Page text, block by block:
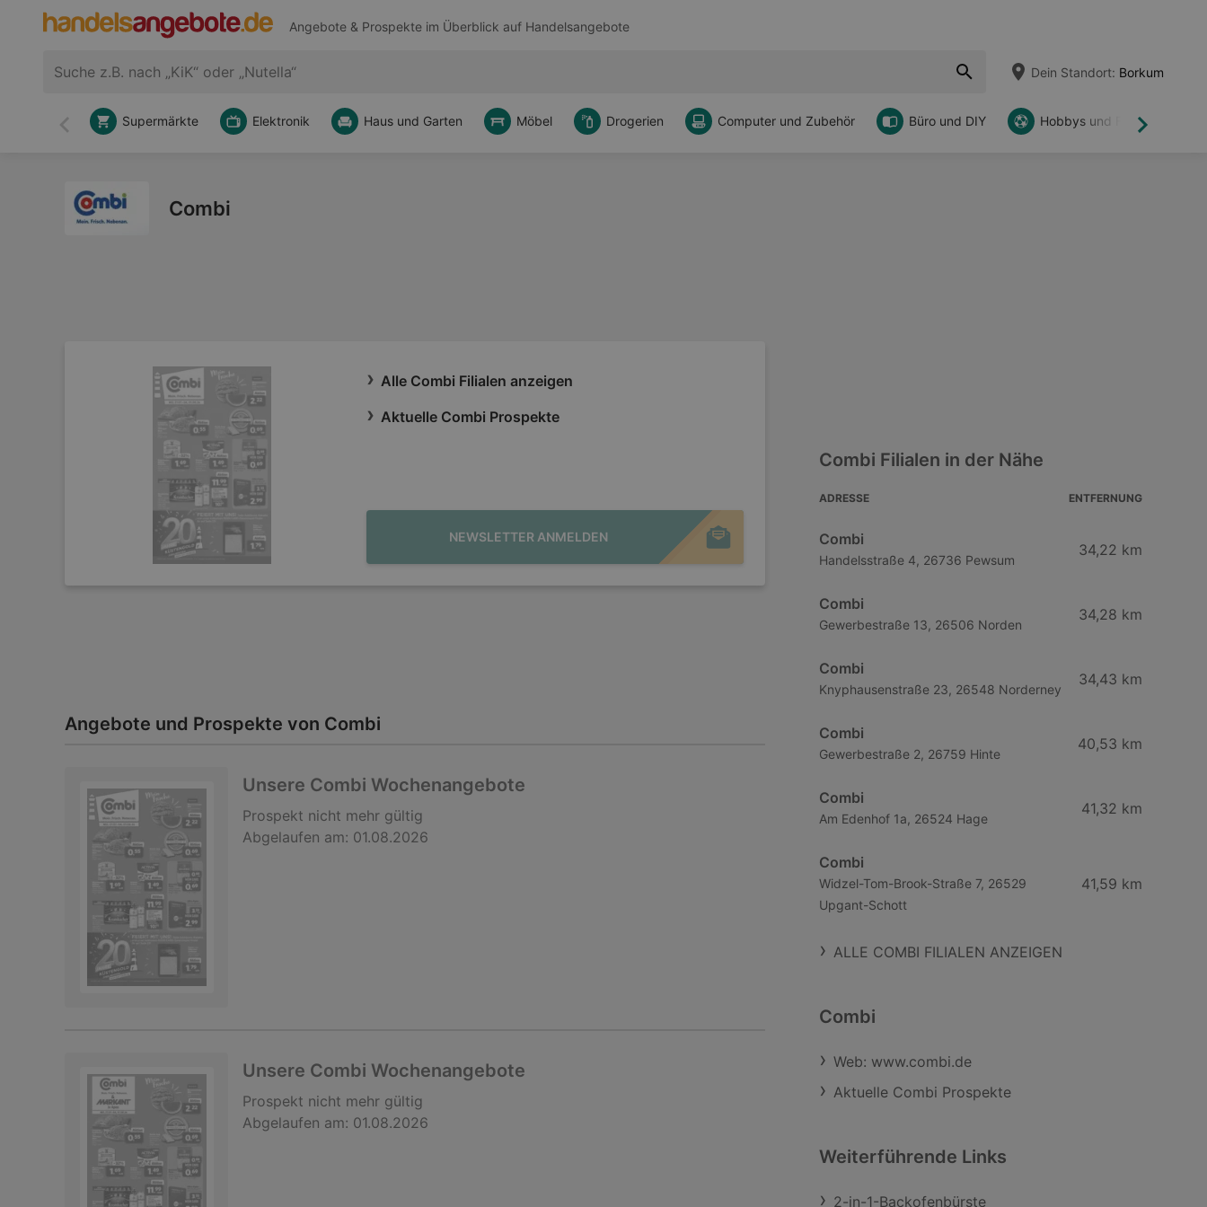
Angebote & Prospekte im Überblick auf Handelsangebote
Dein Standort: Borkum
Zurück Weiter
Supermärkte Elektronik Haus und Garten Möbel Drogerien Computer und Zubehör Büro und DIY Hobbys und Freizeit
Combi
Alle Combi Filialen anzeigen
Aktuelle Combi Prospekte
NEWSLETTER ANMELDEN
Angebote und Prospekte von Combi
Unsere Combi Wochenangebote
Prospekt nicht mehr gültig
Abgelaufen am: 01.08.2026
Unsere Combi Wochenangebote
Prospekt nicht mehr gültig
Abgelaufen am: 01.08.2026
Combi Filialen in der Nähe
ADRESSE ENTFERNUNG
Combi
Handelsstraße 4, 26736 Pewsum
34,22 km
Combi
Gewerbestraße 13, 26506 Norden
34,28 km
Combi
Knyphausenstraße 23, 26548 Norderney
34,43 km
Combi
Gewerbestraße 2, 26759 Hinte
40,53 km
Combi
Am Edenhof 1a, 26524 Hage
41,32 km
Combi
Widzel-Tom-Brook-Straße 7, 26529
Upgant-Schott
41,59 km
ALLE COMBI FILIALEN ANZEIGEN
Combi
Web: www.combi.de
Aktuelle Combi Prospekte
Weiterführende Links
2-in-1-Backofenbürste